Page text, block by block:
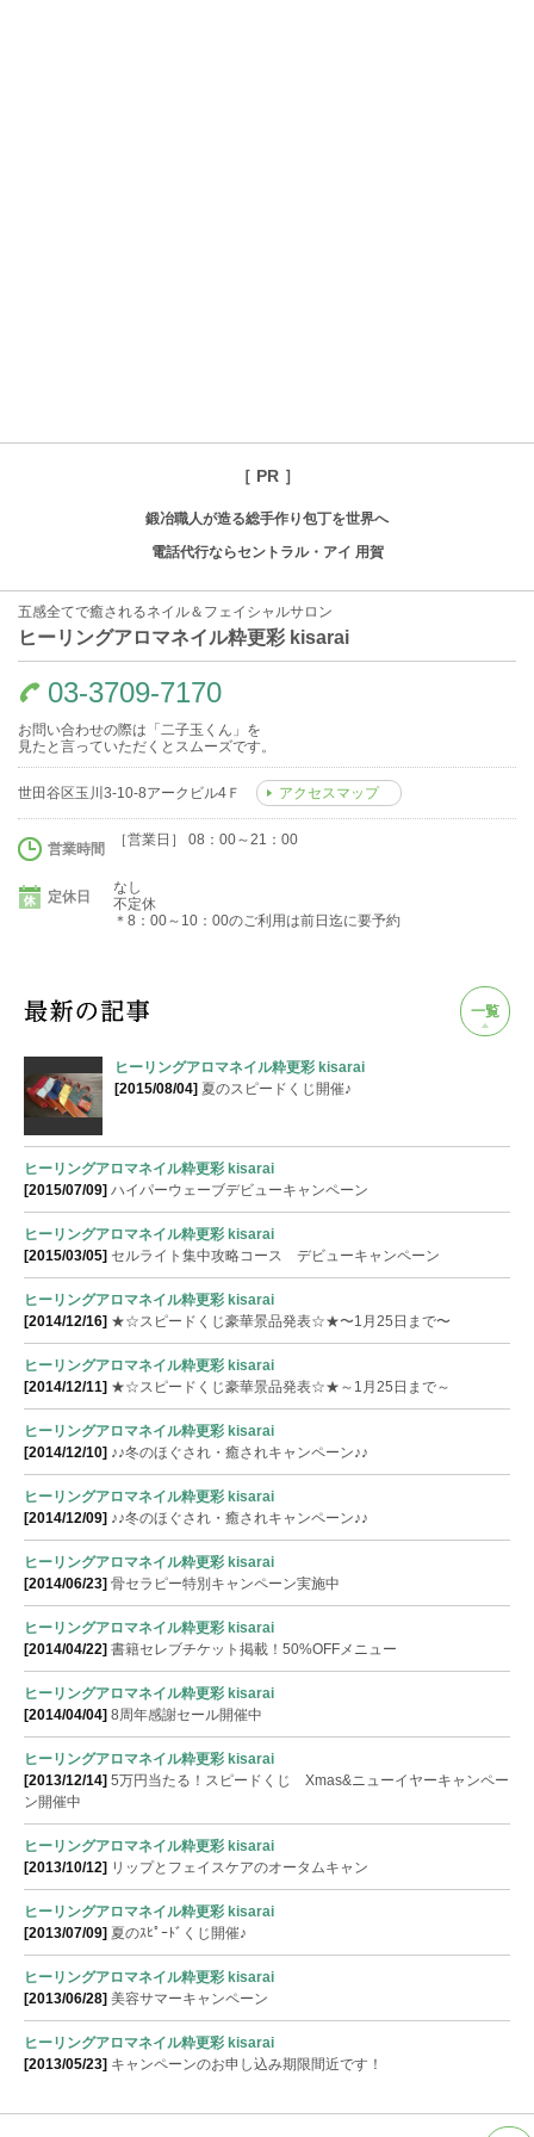
［ PR ］
鍛冶職人が造る総手作り包丁を世界へ
電話代行ならセントラル・アイ 用賀
五感全てで癒されるネイル＆フェイシャルサロン
ヒーリングアロマネイル粋更彩 kisarai
03-3709-7170
お問い合わせの際は「二子玉くん」を
見たと言っていただくとスムーズです。
世田谷区玉川3-10-8アークビル4Ｆ アクセスマップ
営業時間
［営業日］ 08：00～21：00
定休日
なし
不定休
＊8：00～10：00のご利用は前日迄に要予約
一覧
ヒーリングアロマネイル粋更彩 kisarai
[2015/08/04] 夏のスピードくじ開催♪
ヒーリングアロマネイル粋更彩 kisarai
[2015/07/09] ハイパーウェーブデビューキャンペーン
ヒーリングアロマネイル粋更彩 kisarai
[2015/03/05] セルライト集中攻略コース デビューキャンペーン
ヒーリングアロマネイル粋更彩 kisarai
[2014/12/16] ★☆スピードくじ豪華景品発表☆★〜1月25日まで〜
ヒーリングアロマネイル粋更彩 kisarai
[2014/12/11] ★☆スピードくじ豪華景品発表☆★～1月25日まで～
ヒーリングアロマネイル粋更彩 kisarai
[2014/12/10] ♪♪冬のほぐされ・癒されキャンペーン♪♪
ヒーリングアロマネイル粋更彩 kisarai
[2014/12/09] ♪♪冬のほぐされ・癒されキャンペーン♪♪
ヒーリングアロマネイル粋更彩 kisarai
[2014/06/23] 骨セラピー特別キャンペーン実施中
ヒーリングアロマネイル粋更彩 kisarai
[2014/04/22] 書籍セレブチケット掲載！50%OFFメニュー
ヒーリングアロマネイル粋更彩 kisarai
[2014/04/04] 8周年感謝セール開催中
ヒーリングアロマネイル粋更彩 kisarai
[2013/12/14] 5万円当たる！スピードくじ Xmas&ニューイヤーキャンペー
ン開催中
ヒーリングアロマネイル粋更彩 kisarai
[2013/10/12] リップとフェイスケアのオータムキャン
ヒーリングアロマネイル粋更彩 kisarai
[2013/07/09] 夏のｽﾋﾟｰﾄﾞくじ開催♪
ヒーリングアロマネイル粋更彩 kisarai
[2013/06/28] 美容サマーキャンペーン
ヒーリングアロマネイル粋更彩 kisarai
[2013/05/23] キャンペーンのお申し込み期限間近です！